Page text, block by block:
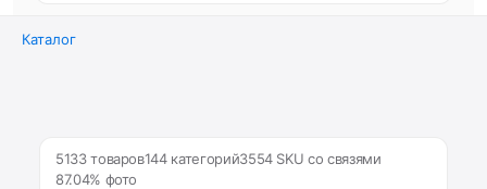
Каталог
5133 товаров144 категорий3554 SKU со связями
87.04% фото